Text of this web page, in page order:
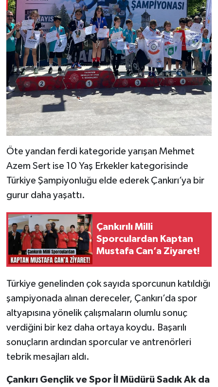
Öte yandan ferdi kategoride yarışan Mehmet
Azem Sert ise 10 Yaş Erkekler kategorisinde
Türkiye Şampiyonluğu elde ederek Çankırı’ya bir
gurur daha yaşattı.
Çankırılı Milli
Sporculardan Kaptan
Mustafa Can’a Ziyaret!
Türkiye genelinden çok sayıda sporcunun katıldığı
şampiyonada alınan dereceler, Çankırı’da spor
altyapısına yönelik çalışmaların olumlu sonuç
verdiğini bir kez daha ortaya koydu. Başarılı
sonuçların ardından sporcular ve antrenörleri
tebrik mesajları aldı.
Çankırı Gençlik ve Spor İl Müdürü Sadık Ak da